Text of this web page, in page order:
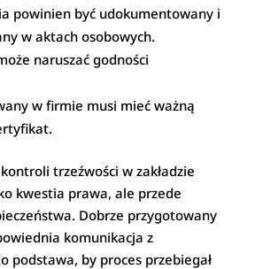
powinien być udokumentowany i
w aktach osobowych.
naruszać godności
w firmie musi mieć ważną
trzeźwości w zakładzie
kwestia prawa, ale przede
Dobrze przygotowany
komunikacja z
podstawa, by proces przebiegał